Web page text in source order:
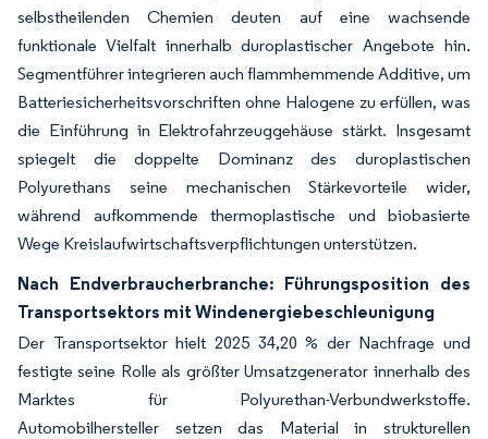
selbstheilenden Chemien deuten auf eine wachsende
funktionale Vielfalt innerhalb duroplastischer Angebote hin.
Segmentführer integrieren auch flammhemmende Additive, um
Batteriesicherheitsvorschriften ohne Halogene zu erfüllen, was
die Einführung in Elektrofahrzeuggehäuse stärkt. Insgesamt
spiegelt die doppelte Dominanz des duroplastischen
Polyurethans seine mechanischen Stärkevorteile wider,
während aufkommende thermoplastische und biobasierte
Wege Kreislaufwirtschaftsverpflichtungen unterstützen.
Nach Endverbraucherbranche: Führungsposition des
Transportsektors mit Windenergiebeschleunigung
Der Transportsektor hielt 2025 34,20 % der Nachfrage und
festigte seine Rolle als größter Umsatzgenerator innerhalb des
Marktes für Polyurethan-Verbundwerkstoffe.
Automobilhersteller setzen das Material in strukturellen